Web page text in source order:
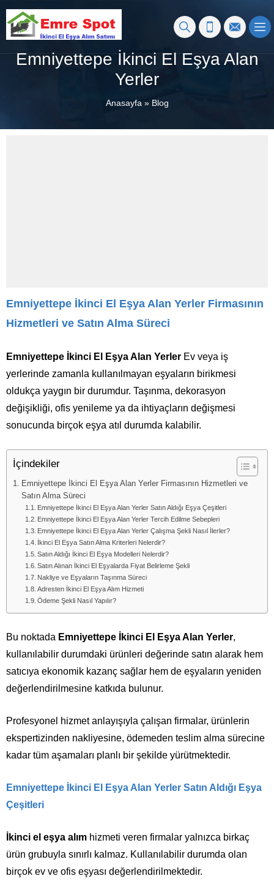
Emniyettepe İkinci El Eşya Alan
Yerler
Anasayfa » Blog
Emniyettepe İkinci El Eşya Alan Yerler Firmasının
Hizmetleri ve Satın Alma Süreci
Emniyettepe İkinci El Eşya Alan Yerler Ev veya iş
yerlerinde zamanla kullanılmayan eşyaların birikmesi
oldukça yaygın bir durumdur. Taşınma, dekorasyon
değişikliği, ofis yenileme ya da ihtiyaçların değişmesi
sonucunda birçok eşya atıl durumda kalabilir.
İçindekiler
Emniyettepe İkinci El Eşya Alan Yerler Firmasının Hizmetleri ve
Satın Alma Süreci
Emniyettepe İkinci El Eşya Alan Yerler Satın Aldığı Eşya Çeşitleri
Emniyettepe İkinci El Eşya Alan Yerler Tercih Edilme Sebepleri
Emniyettepe İkinci El Eşya Alan Yerler Çalışma Şekli Nasıl İlerler?
İkinci El Eşya Satın Alma Kriterleri Nelerdir?
Satın Aldığı İkinci El Eşya Modelleri Nelerdir?
Satın Alınan İkinci El Eşyalarda Fiyat Belirleme Şekli
Nakliye ve Eşyaların Taşınma Süreci
Adresten İkinci El Eşya Alım Hizmeti
Ödeme Şekli Nasıl Yapılır?
Bu noktada Emniyettepe İkinci El Eşya Alan Yerler,
kullanılabilir durumdaki ürünleri değerinde satın alarak hem
satıcıya ekonomik kazanç sağlar hem de eşyaların yeniden
değerlendirilmesine katkıda bulunur.
Profesyonel hizmet anlayışıyla çalışan firmalar, ürünlerin
ekspertizinden nakliyesine, ödemeden teslim alma sürecine
kadar tüm aşamaları planlı bir şekilde yürütmektedir.
Emniyettepe İkinci El Eşya Alan Yerler Satın Aldığı Eşya
Çeşitleri
İkinci el eşya alım hizmeti veren firmalar yalnızca birkaç
ürün grubuyla sınırlı kalmaz. Kullanılabilir durumda olan
birçok ev ve ofis eşyası değerlendirilmektedir.